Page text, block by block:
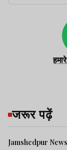
जरूर पढ़ें
Jamshedpur News :